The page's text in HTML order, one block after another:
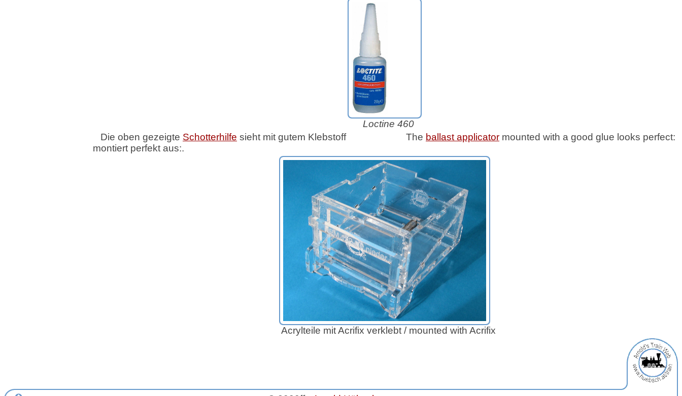
Loctine 460
Die oben gezeigte Schotterhilfe sieht mit gutem Klebstoff
montiert perfekt aus:.
The ballast applicator mounted with a good glue looks perfect:
Acrylteile mit Acrifix verklebt / mounted with Acrifix